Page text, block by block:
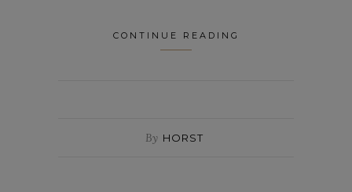
CONTINUE READING
By HORST